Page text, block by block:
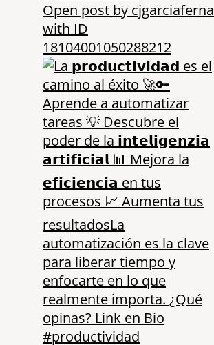
Open post by cjgarciaferna
with ID
18104001050288212